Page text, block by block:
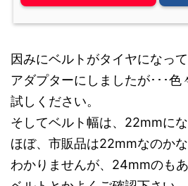
因みにベルトがタイヤになっ
アダプターにしましたが･･･色
試しください。
そしてベルト幅は、22mmにな
ほぼ、市販品は22mmなのかな
わかりませんが、24mmのも